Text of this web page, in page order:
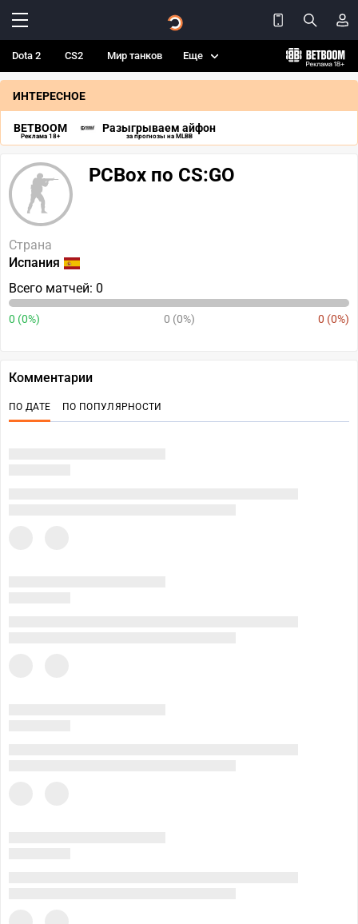
Dota 2 CS2 Мир танков Еще
ИНТЕРЕСНОЕ
BETBOOM
Реклама 18+
Разыгрываем айфон
за прогнозы на MLBB
PCBox по CS:GO
Страна
Испания
Всего матчей: 0
0 (0%) 0 (0%) 0 (0%)
Комментарии
ПО ДАТЕ ПО ПОПУЛЯРНОСТИ